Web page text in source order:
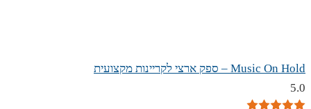
Music On Hold – ספק ארצי לקריינות מקצועית
5.0